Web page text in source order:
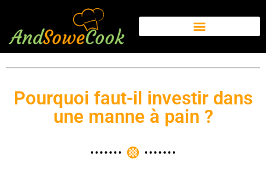
Pourquoi faut-il investir dans
une manne à pain ?